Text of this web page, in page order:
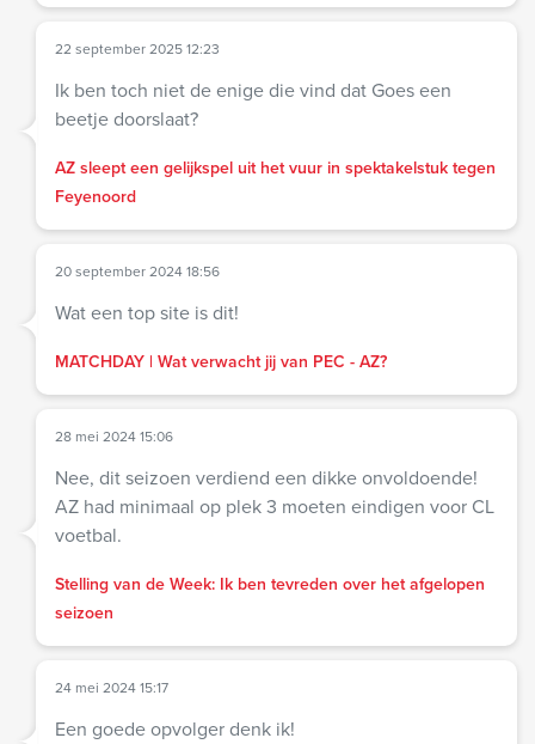
22 september 2025 12:23
Ik ben toch niet de enige die vind dat Goes een
beetje doorslaat?
AZ sleept een gelijkspel uit het vuur in spektakelstuk tegen
Feyenoord
20 september 2024 18:56
Wat een top site is dit!
MATCHDAY | Wat verwacht jij van PEC - AZ?
28 mei 2024 15:06
Nee, dit seizoen verdiend een dikke onvoldoende!
AZ had minimaal op plek 3 moeten eindigen voor CL
voetbal.
Stelling van de Week: Ik ben tevreden over het afgelopen
seizoen
24 mei 2024 15:17
Een goede opvolger denk ik!